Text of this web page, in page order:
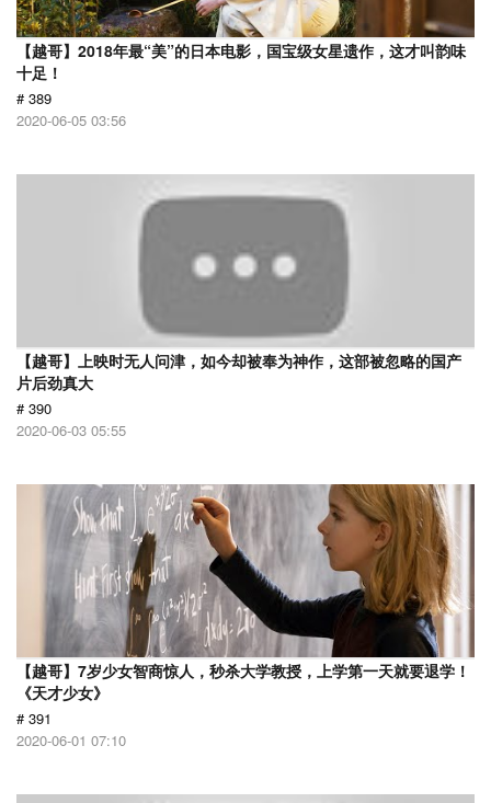
【越哥】2018年最“美”的日本电影，国宝级女星遗作，这才叫韵味
十足！
# 389
2020-06-05 03:56
【越哥】上映时无人问津，如今却被奉为神作，这部被忽略的国产
片后劲真大
# 390
2020-06-03 05:55
【越哥】7岁少女智商惊人，秒杀大学教授，上学第一天就要退学！
《天才少女》
# 391
2020-06-01 07:10